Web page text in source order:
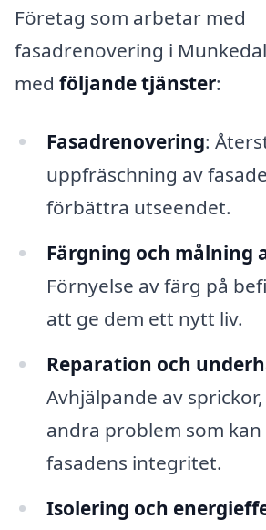
Företag som arbetar med
fasadrenovering i
med följande tjänster:
Fasadrenovering:
uppfräschning av
förbättra utseendet.
Färgning och målning
Förnyelse av färg på
att ge dem ett nytt liv.
Reparation och
Avhjälpande av
andra problem som kan
fasadens integritet.
Isolering och